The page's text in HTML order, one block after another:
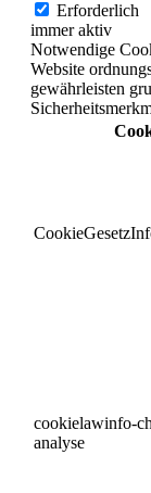
Erforderlich
immer aktiv
Notwendige
Website
gewährleisten
cookielawinfo-
analyse